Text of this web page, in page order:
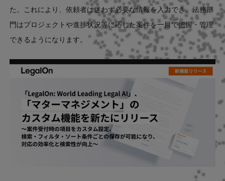
た。これにより、依頼者は迷わず必要な情報を入力でき、法務部
門はプロジェクトや進捗状況等に応じた案件を一目で把握・管理
できるようになります。